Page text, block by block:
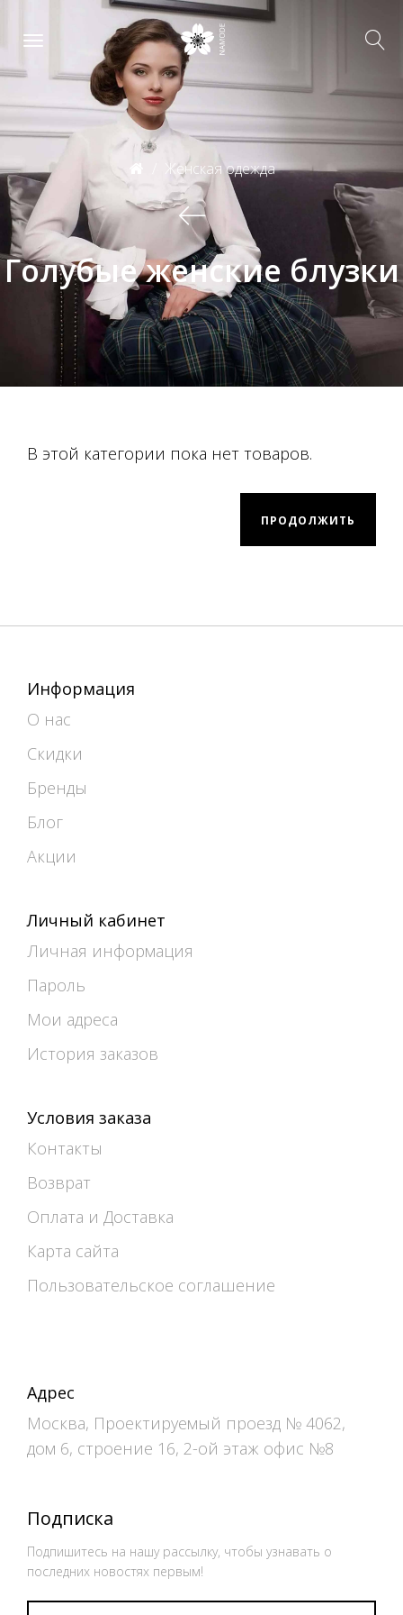
Женская одежда
Голубые женские блузки
В этой категории пока нет товаров.
ПРОДОЛЖИТЬ
Информация
О нас
Скидки
Бренды
Блог
Акции
Личный кабинет
Личная информация
Пароль
Мои адреса
История заказов
Условия заказа
Контакты
Возврат
Оплата и Доставка
Карта сайта
Пользовательское соглашение
Адрес
Москва, Проектируемый проезд № 4062,
дом 6, строение 16, 2-ой этаж офис №8
Подписка
Подпишитесь на нашу рассылку, чтобы узнавать о
последних новостях первым!